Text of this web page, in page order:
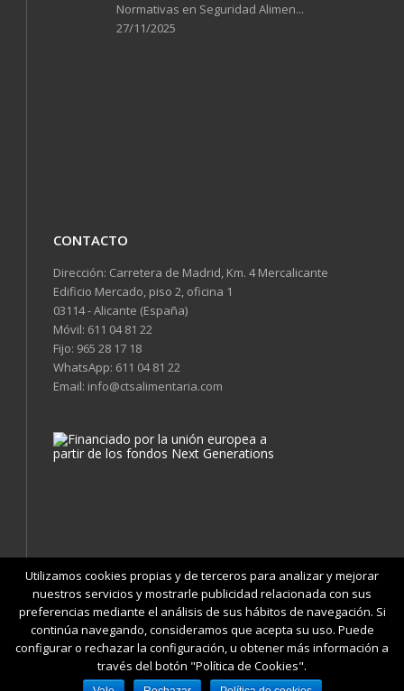
Normativas en Seguridad Alimen...
27/11/2025
CONTACTO
Dirección: Carretera de Madrid, Km. 4 Mercalicante
Edificio Mercado, piso 2, oficina 1
03114 - Alicante (España)
Móvil: 611 04 81 22
Fijo: 965 28 17 18
WhatsApp: 611 04 81 22
Email: info@ctsalimentaria.com
Condiciones | Política de Privacidad | Cookies | Aviso Legal |
Accesibilidad
© Copyright2026 CTSAlimentaria | Web desarrollada por
Utilizamos cookies propias y de terceros para analizar y mejorar
nuestros servicios y mostrarle publicidad relacionada con sus
preferencias mediante el análisis de sus hábitos de navegación. Si
continúa navegando, consideramos que acepta su uso. Puede
configurar o rechazar la configuración, u obtener más información a
través del botón "Política de Cookies".